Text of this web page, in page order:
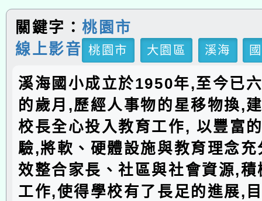
關鍵字：桃園市
線上影音 桃園市 大園區 溪海
溪海國小成立於1950年,至今已
的歲月,歷經人事物的星移物換,
校長全心投入教育工作, 以豐富
驗,將軟、硬體設施與教育理念
效整合家長、社區與社會資源,
工作,使得學校有了長足的進展,